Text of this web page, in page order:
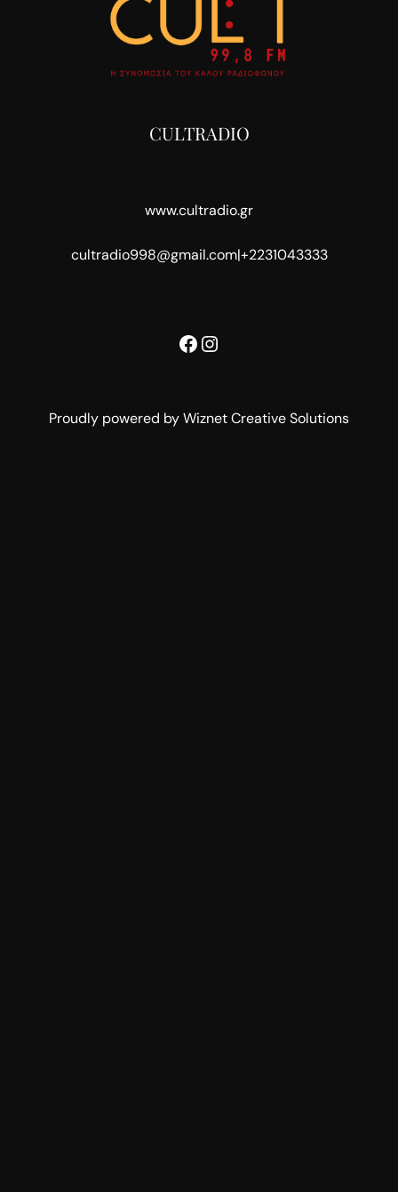
CULTRADIO
www.cultradio.gr
cultradio998@gmail.com|+2231043333
Facebook
Instagram
Proudly powered by Wiznet Creative Solutions